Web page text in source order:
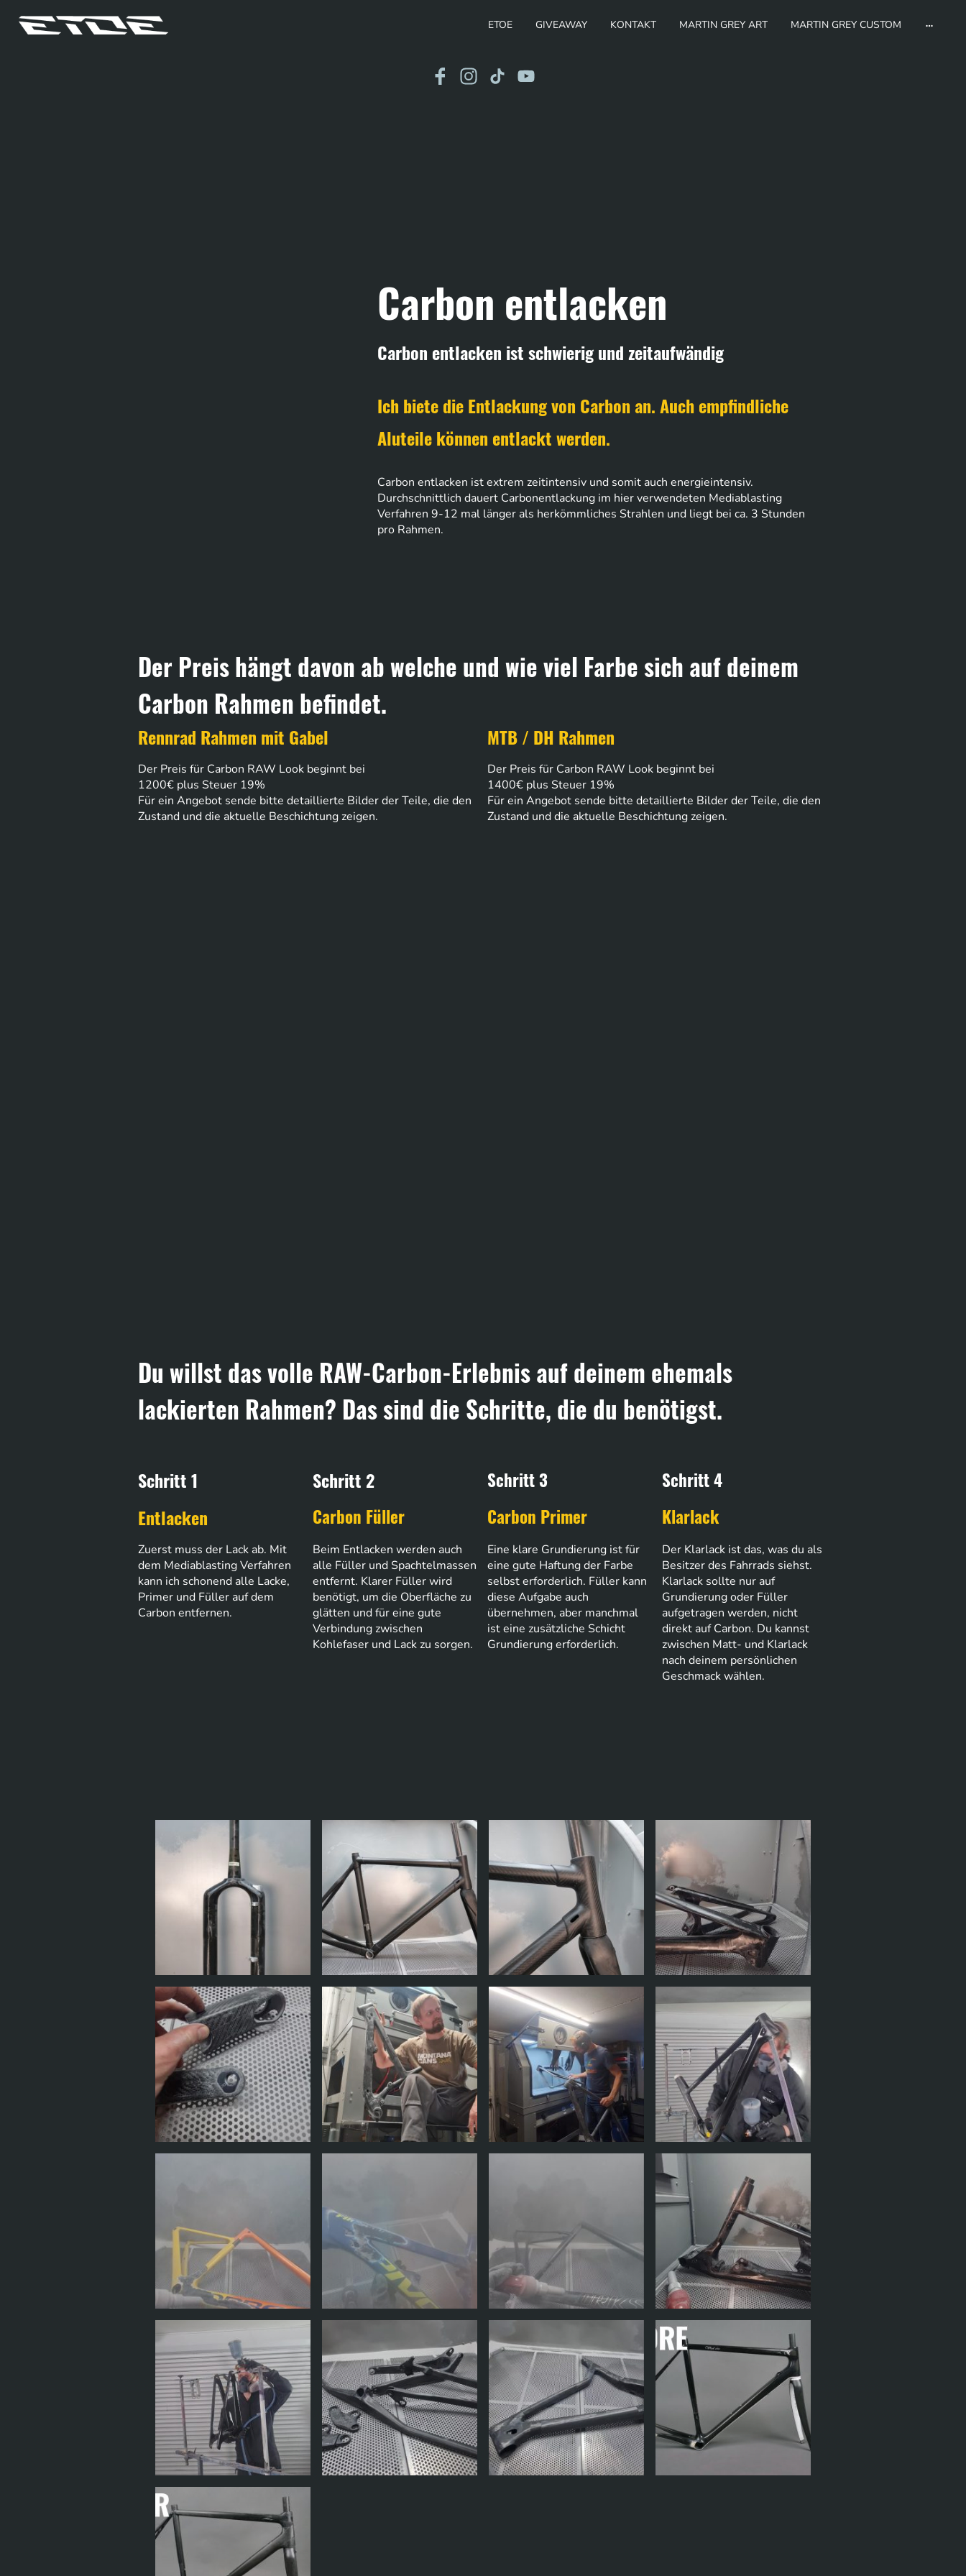
ETOE GIVEAWAY KONTAKT MARTIN GREY ART MARTIN GREY CUSTOM
Carbon entlacken
Carbon entlacken ist schwierig und zeitaufwändig
Ich biete die Entlackung von Carbon an. Auch empfindliche
Aluteile können entlackt werden.
Carbon entlacken ist extrem zeitintensiv und somit auch energieintensiv.
Durchschnittlich dauert Carbonentlackung im hier verwendeten Mediablasting
Verfahren 9-12 mal länger als herkömmliches Strahlen und liegt bei ca. 3 Stunden
pro Rahmen.
Der Preis hängt davon ab welche und wie viel Farbe sich auf deinem
Carbon Rahmen befindet.
Rennrad Rahmen mit Gabel
Der Preis für Carbon RAW Look beginnt bei
1200€ plus Steuer 19%
Für ein Angebot sende bitte detaillierte Bilder der Teile, die den
Zustand und die aktuelle Beschichtung zeigen.
MTB / DH Rahmen
Der Preis für Carbon RAW Look beginnt bei
1400€ plus Steuer 19%
Für ein Angebot sende bitte detaillierte Bilder der Teile, die den
Zustand und die aktuelle Beschichtung zeigen.
Du willst das volle RAW-Carbon-Erlebnis auf deinem ehemals
lackierten Rahmen? Das sind die Schritte, die du benötigst.
Schritt 1
Entlacken
Zuerst muss der Lack ab. Mit
dem Mediablasting Verfahren
kann ich schonend alle Lacke,
Primer und Füller auf dem
Carbon entfernen.
Schritt 2
Carbon Füller
Beim Entlacken werden auch
alle Füller und Spachtelmassen
entfernt. Klarer Füller wird
benötigt, um die Oberfläche zu
glätten und für eine gute
Verbindung zwischen
Kohlefaser und Lack zu sorgen.
Schritt 3
Carbon Primer
Eine klare Grundierung ist für
eine gute Haftung der Farbe
selbst erforderlich. Füller kann
diese Aufgabe auch
übernehmen, aber manchmal
ist eine zusätzliche Schicht
Grundierung erforderlich.
Schritt 4
Klarlack
Der Klarlack ist das, was du als
Besitzer des Fahrrads siehst.
Klarlack sollte nur auf
Grundierung oder Füller
aufgetragen werden, nicht
direkt auf Carbon. Du kannst
zwischen Matt- und Klarlack
nach deinem persönlichen
Geschmack wählen.